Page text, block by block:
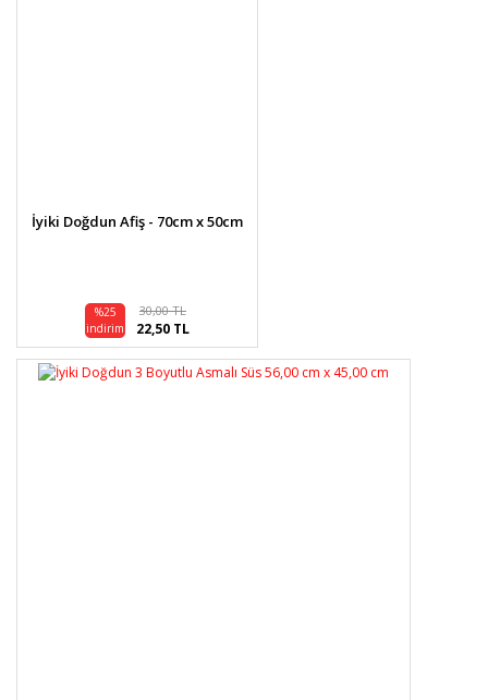
İyiki Doğdun Afiş - 70cm x 50cm
%25
indirim
30,00 TL
22,50 TL